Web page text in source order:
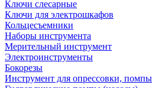
Ключи слесарные
Ключи для электрошкафов
Кольцесъемники
Наборы инструмента
Мерительный инструмент
Электроинструменты
Бокорезы
Инструмент для опрессовки, помпы